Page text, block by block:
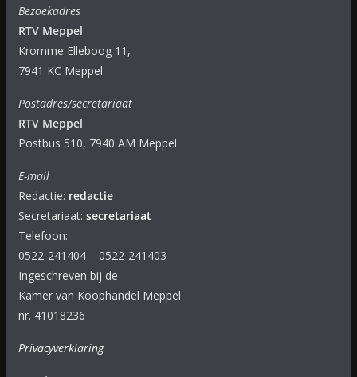
Bezoekadres
RTV Meppel
Kromme Elleboog 11,
7941 KC Meppel
Postadres/secretariaat
RTV Meppel
Postbus 510, 7940 AM Meppel
E-mail
Redactie: redactie
Secretariaat: secretariaat
Telefoon:
0522-241404 – 0522-241403
Ingeschreven bij de
Kamer van Koophandel Meppel
nr. 41018236
Privacyverklaring